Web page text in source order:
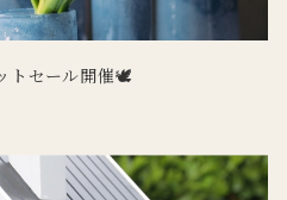
トセール開催🕊